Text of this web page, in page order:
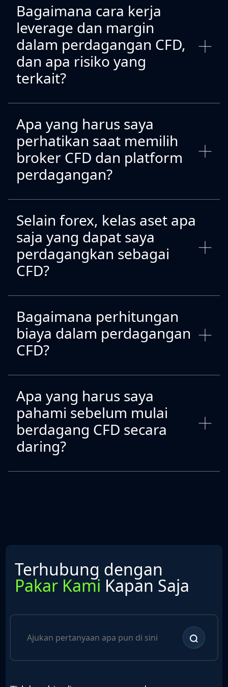
Bagaimana cara kerja
leverage dan margin
dalam perdagangan CFD,
dan apa risiko yang
terkait?
Apa yang harus saya
perhatikan saat memilih
broker CFD dan platform
perdagangan?
Selain forex, kelas aset apa
saja yang dapat saya
perdagangkan sebagai
CFD?
Bagaimana perhitungan
biaya dalam perdagangan
CFD?
Apa yang harus saya
pahami sebelum mulai
berdagang CFD secara
daring?
Terhubung dengan
Pakar Kami Kapan Saja